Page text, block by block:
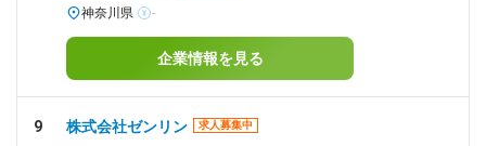
神奈川県 -
企業情報を見る
9 株式会社ゼンリン 求人募集中